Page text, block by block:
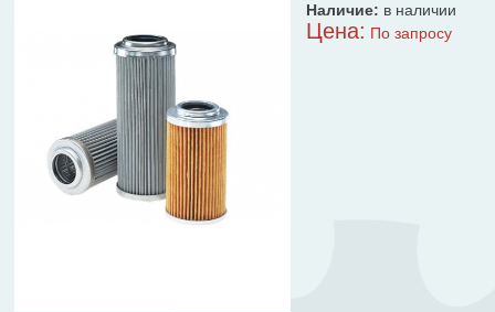
Наличие: в наличии
Цена: По запросу